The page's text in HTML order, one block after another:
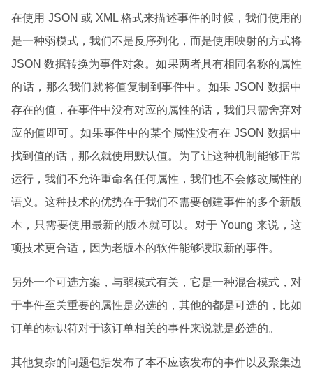
在使用 JSON 或 XML 格式来描述事件的时候，我们使用的
是一种弱模式，我们不是反序列化，而是使用映射的方式将
JSON 数据转换为事件对象。如果两者具有相同名称的属性
的话，那么我们就将值复制到事件中。如果 JSON 数据中
存在的值，在事件中没有对应的属性的话，我们只需舍弃对
应的值即可。如果事件中的某个属性没有在 JSON 数据中
找到值的话，那么就使用默认值。为了让这种机制能够正常
运行，我们不允许重命名任何属性，我们也不会修改属性的
语义。这种技术的优势在于我们不需要创建事件的多个新版
本，只需要使用最新的版本就可以。对于 Young 来说，这
项技术更合适，因为老版本的软件能够读取新的事件。
另外一个可选方案，与弱模式有关，它是一种混合模式，对
于事件至关重要的属性是必选的，其他的都是可选的，比如
订单的标识符对于该订单相关的事件来说就是必选的。
其他复杂的问题包括发布了本不应该发布的事件以及聚集边